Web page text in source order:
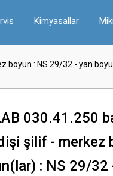
Kimyasallar
boyun : NS 29/32 - yan
030.41.250
şilif - merkez
: NS 29/